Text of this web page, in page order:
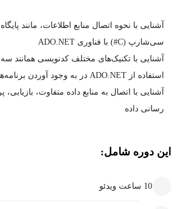
سی‌شارپ (C#) با فناوری ADO.NET
آشنایی با تکنیک‌های مختلف کدنویسی همانند
استفاده از ADO.NET در به وجود آوردن برنامه‌ها و پخش داده‌ها
آشنایی با اتصال به منابع داده متفاوت،
رسانی داده
این دوره شامل:
10 ساعت ویدئو